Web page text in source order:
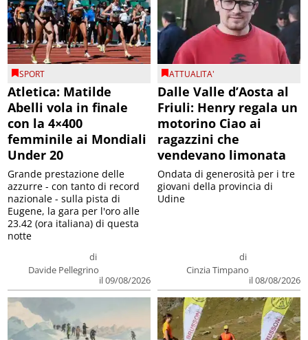
SPORT
Atletica: Matilde
Abelli vola in finale
con la 4×400
femminile ai Mondiali
Under 20
di
Davide Pellegrino
il 09/08/2026
Grande prestazione delle
azzurre - con tanto di record
nazionale - sulla pista di
Eugene, la gara per l'oro alle
23.42 (ora italiana) di questa
notte
ATTUALITA'
Dalle Valle d’Aosta al
Friuli: Henry regala un
motorino Ciao ai
ragazzini che
vendevano limonata
di
Cinzia Timpano
il 08/08/2026
Ondata di generosità per i tre
giovani della provincia di
Udine